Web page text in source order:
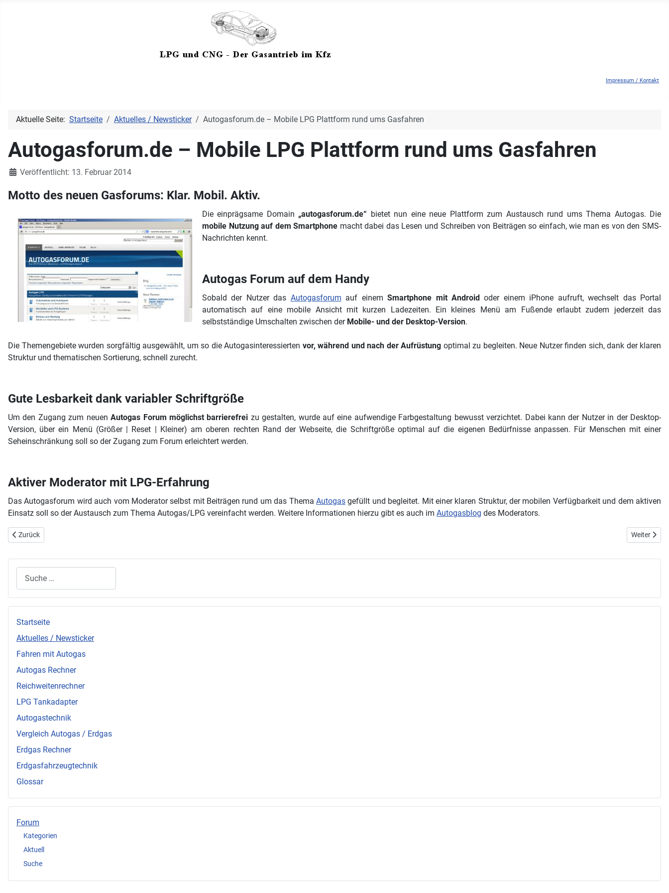
Impressum / Kontakt
Aktuelle Seite: Startseite Aktuelles / Newsticker Autogasforum.de – Mobile LPG Plattform rund ums Gasfahren
Autogasforum.de – Mobile LPG Plattform rund ums Gasfahren
DetailsVeröffentlicht: 13. Februar 2014
Motto des neuen Gasforums: Klar. Mobil. Aktiv.
Die einprägsame Domain „autogasforum.de“ bietet nun eine neue Plattform zum Austausch rund ums Thema Autogas. Die
mobile Nutzung auf dem Smartphone macht dabei das Lesen und Schreiben von Beiträgen so einfach, wie man es von den SMS-
Nachrichten kennt.
Autogas Forum auf dem Handy
Sobald der Nutzer das Autogasforum auf einemSmartphone mit Androidoder einem iPhone aufruft, wechselt das Portal
automatisch auf eine mobile Ansicht mit kurzen Ladezeiten. Ein kleines Menü am Fußende erlaubt zudem jederzeit das
selbstständige Umschalten zwischen der Mobile- und der Desktop-Version.
Die Themengebiete wurden sorgfältig ausgewählt, um so die Autogasinteressierten vor, während und nach der Aufrüstung optimal zu begleiten. Neue Nutzer finden sich, dank der klaren
Struktur und thematischen Sortierung, schnell zurecht.
Gute Lesbarkeit dank variabler Schriftgröße
Um den Zugang zum neuenAutogas Forum möglichst barrierefrei zu gestalten, wurde auf eine aufwendige Farbgestaltung bewusst verzichtet. Dabei kann der Nutzer in der Desktop-
Version, über ein Menü (Größer | Reset | Kleiner) am oberen rechten Rand der Webseite, die Schriftgröße optimal auf die eigenen Bedürfnisse anpassen. Für Menschen mit einer
Seheinschränkung soll so der Zugang zum Forum erleichtert werden.
Aktiver Moderator mit LPG-Erfahrung
Das Autogasforum wird auch vom Moderator selbst mit Beiträgen rund um das Thema Autogas gefüllt und begleitet. Mit einer klaren Struktur, der mobilen Verfügbarkeit und dem aktiven
Einsatz soll so der Austausch zum Thema Autogas/LPG vereinfacht werden. Weitere Informationen hierzu gibt es auch im Autogasblog des Moderators.
Vorheriger Beitrag: Umweltschutz im Straßenverkehr - Verstöße und Bußgelder
Zurück Nächster
Weiter
Startseite
Aktuelles / Newsticker
Fahren mit Autogas
Autogas Rechner
Reichweitenrechner
LPG Tankadapter
Autogastechnik
Vergleich Autogas / Erdgas
Erdgas Rechner
Erdgasfahrzeugtechnik
Glossar
Forum
Kategorien
Aktuell
Suche